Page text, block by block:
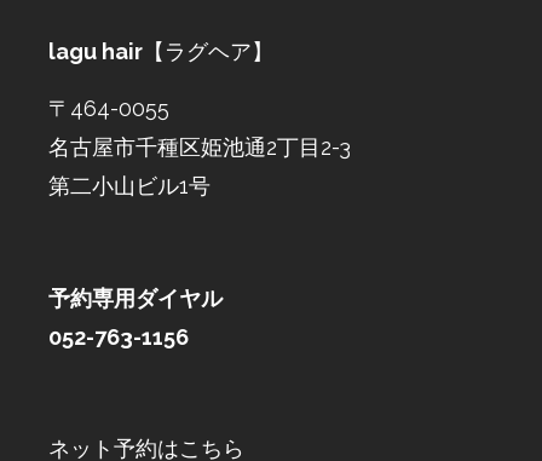
lagu hair 【ラグヘア】
〒464-0055
名古屋市千種区姫池通2丁目2-3
第二小山ビル1号
予約専用ダイヤル
052-763-1156
ネット予約はこちら